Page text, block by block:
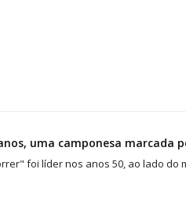
uma camponesa marcada
foi líder nos anos 50, ao lado do